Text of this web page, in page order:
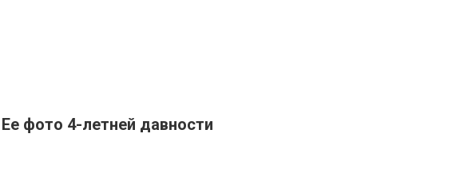
Ее фото 4-летней давности